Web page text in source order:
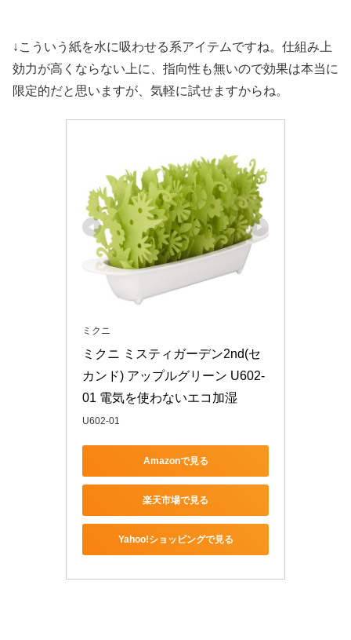
↓こういう紙を水に吸わせる系アイテムですね。仕組み上
効力が高くならない上に、指向性も無いので効果は本当に
限定的だと思いますが、気軽に試せますからね。
ミクニ
ミクニ ミスティガーデン2nd(セ
カンド) アップルグリーン U602-
01 電気を使わないエコ加湿
U602-01
Amazonで見る
楽天市場で見る
Yahoo!ショッピングで見る